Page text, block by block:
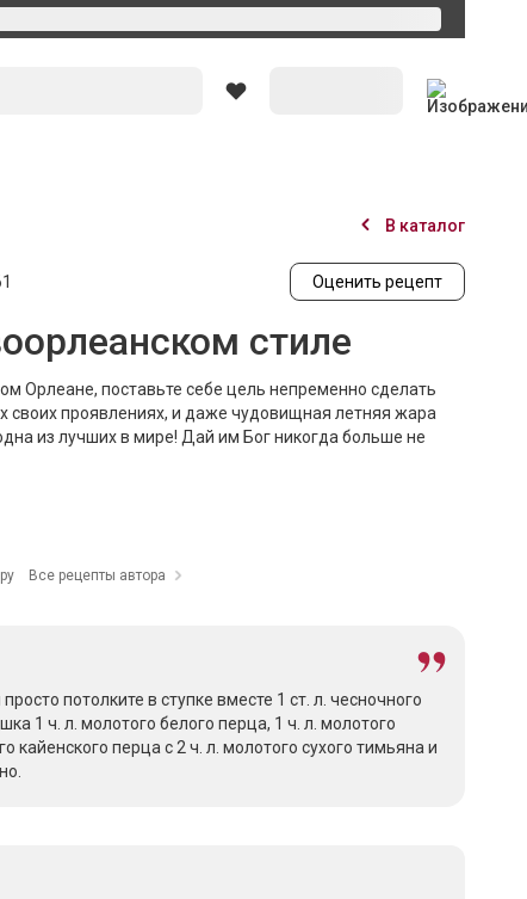
В каталог
Оценить рецепт
стиле
Орлеане, поставьте себе цель непременно сделать
своих проявлениях, и даже чудовищная летняя жара
из лучших в мире! Дай им Бог никогда больше не
Все рецепты автора
потолките в ступке вместе 1 ст. л. чесночного
1 ч. л. молотого белого перца, 1 ч. л. молотого
кайенского перца с 2 ч. л. молотого сухого тимьяна и